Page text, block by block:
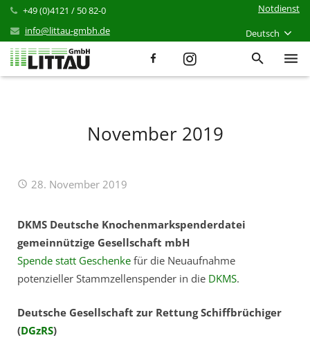
+49 (0)4121 / 50 82-0
info@littau-gmbh.de
Notdienst
Deutsch
Aktuelles
Karriere
Unternehmen
Kontakt
Remote Service (TeamViewer)
November 2019
28. November 2019
DKMS Deutsche Knochenmarkspenderdatei
gemeinnützige Gesellschaft mbH
Spende statt Geschenke für die Neuaufnahme
potenzieller Stammzellenspender in die DKMS.
Deutsche Gesellschaft zur Rettung Schiffbrüchiger
(DGzRS)